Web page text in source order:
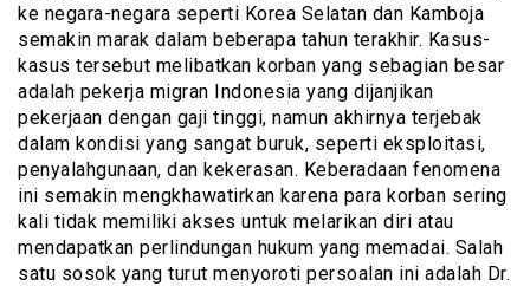
ke negara-negara seperti Korea Selatan dan Kamboja
semakin marak dalam beberapa tahun terakhir. Kasus-
kasus tersebut melibatkan korban yang sebagian besar
adalah pekerja migran Indonesia yang dijanjikan
pekerjaan dengan gaji tinggi, namun akhirnya terjebak
dalam kondisi yang sangat buruk, seperti eksploitasi,
penyalahgunaan, dan kekerasan. Keberadaan fenomena
ini semakin mengkhawatirkan karena para korban sering
kali tidak memiliki akses untuk melarikan diri atau
mendapatkan perlindungan hukum yang memadai. Salah
satu sosok yang turut menyoroti persoalan ini adalah Dr.